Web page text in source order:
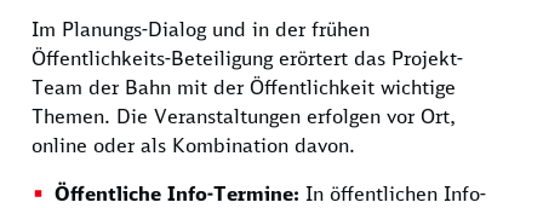
Im Planungs-Dialog und in der frühen
Öffentlichkeits-Beteiligung erörtert das Projekt-
Team der Bahn mit der Öffentlichkeit wichtige
Themen. Die Veranstaltungen erfolgen vor Ort,
online oder als Kombination davon.
Öffentliche Info-Termine: In öffentlichen Info-